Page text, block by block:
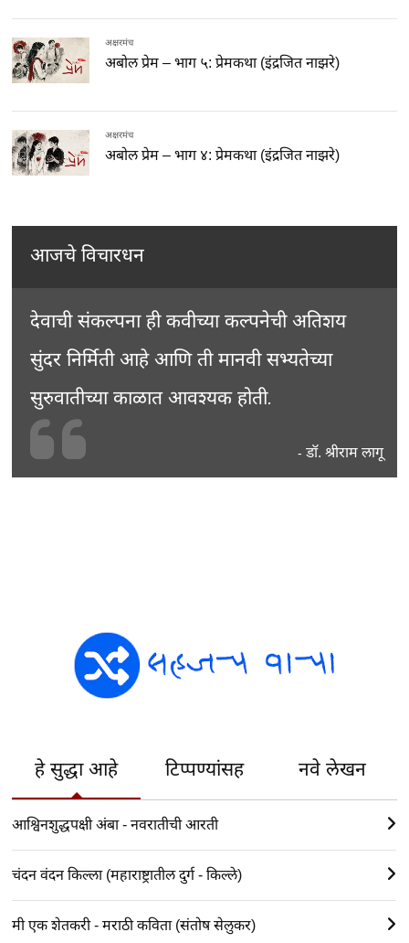
अक्षरमंच
अबोल प्रेम – भाग ५: प्रेमकथा (इंद्रजित नाझरे)
अक्षरमंच
अबोल प्रेम – भाग ४: प्रेमकथा (इंद्रजित नाझरे)
आजचे विचारधन
देवाची संकल्पना ही कवीच्या कल्पनेची अतिशय
सुंदर निर्मिती आहे आणि ती मानवी सभ्यतेच्या
सुरुवातीच्या काळात आवश्यक होती.
- डॉ. श्रीराम लागू
हे सुद्धा आहे टिप्पण्यांसह नवे लेखन
आश्विनशुद्धपक्षी अंबा - नवरातीची आरती
चंदन वंदन किल्ला (महाराष्ट्रातील दुर्ग - किल्ले)
मी एक शेतकरी - मराठी कविता (संतोष सेलुकर)